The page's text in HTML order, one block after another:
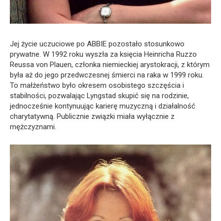
Jej życie uczuciowe po ABBIE pozostało stosunkowo
prywatne. W 1992 roku wyszła za księcia Heinricha Ruzzo
Reussa von Plauen, członka niemieckiej arystokracji, z którym
była aż do jego przedwczesnej śmierci na raka w 1999 roku.
To małżeństwo było okresem osobistego szczęścia i
stabilności, pozwalając Lyngstad skupić się na rodzinie,
jednocześnie kontynuując karierę muzyczną i działalność
charytatywną. Publicznie związki miała wyłącznie z
mężczyznami.